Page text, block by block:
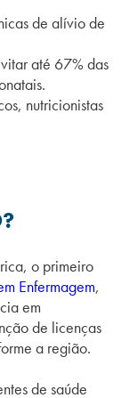
de alívio de
até 67% das
nutricionistas
o primeiro
Enfermagem,
em
de licenças
a região.
de saúde